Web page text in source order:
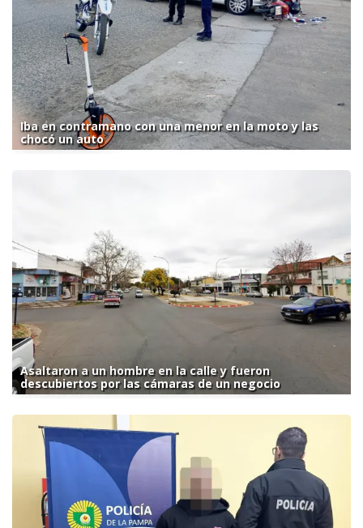
Iba en contramano con una menor en la moto y las
chocó un auto
Asaltaron a un hombre en la calle y fueron
descubiertos por las cámaras de un negocio